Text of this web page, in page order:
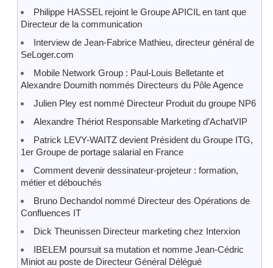
Philippe HASSEL rejoint le Groupe APICIL en tant que
Directeur de la communication
Interview de Jean-Fabrice Mathieu, directeur général de
SeLoger.com
Mobile Network Group : Paul-Louis Belletante et
Alexandre Doumith nommés Directeurs du Pôle Agence
Julien Pley est nommé Directeur Produit du groupe NP6
Alexandre Thériot Responsable Marketing d’AchatVIP
Patrick LEVY-WAITZ devient Président du Groupe ITG,
1er Groupe de portage salarial en France
Comment devenir dessinateur-projeteur : formation,
métier et débouchés
Bruno Dechandol nommé Directeur des Opérations de
Confluences IT
Dick Theunissen Directeur marketing chez Interxion
IBELEM poursuit sa mutation et nomme Jean-Cédric
Miniot au poste de Directeur Général Délégué